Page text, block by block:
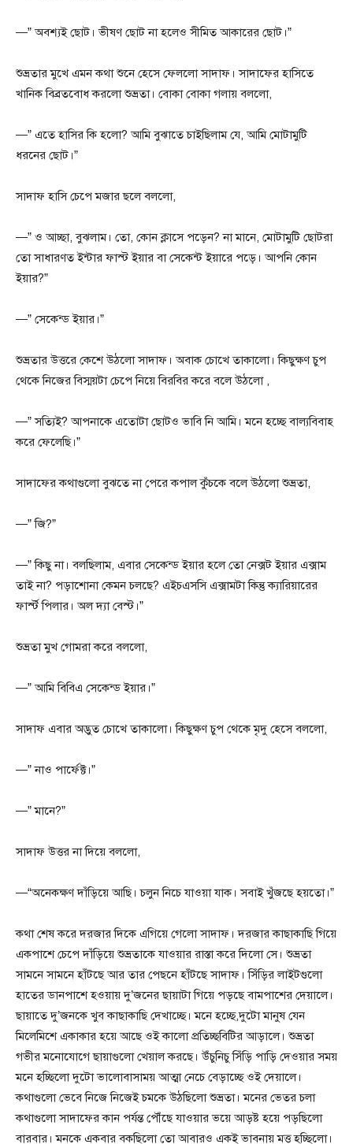
—” অবশ্যই ছোট। ভীষণ ছোট না হলেও সীমিত আকারের ছোট।”
শুভ্রতার মুখে এমন কথা শুনে হেসে ফেললো সাদাফ। সাদাফের হাসিতে
খানিক বিব্রতবোধ করলো শুভ্রতা। বোকা বোকা গলায় বললো,
—” এতে হাসির কি হলো? আমি বুঝাতে চাইছিলাম যে, আমি মোটামুটি
ধরনের ছোট।”
সাদাফ হাসি চেপে মজার ছলে বললো,
—” ও আচ্ছা, বুঝলাম। তো, কোন ক্লাসে পড়েন? না মানে, মোটামুটি ছোটরা
তো সাধারণত ইন্টার ফাস্ট ইয়ার বা সেকেন্ট ইয়ারে পড়ে। আপনি কোন
ইয়ার?”
—” সেকেন্ড ইয়ার।”
শুভ্রতার উত্তরে কেশে উঠলো সাদাফ। অবাক চোখে তাকালো। কিছুক্ষণ চুপ
থেকে নিজের বিস্ময়টা চেপে নিয়ে বিরবির করে বলে উঠলো ,
—” সত্যিই? আপনাকে এতোটা ছোটও ভাবি নি আমি। মনে হচ্ছে বাল্যবিবাহ
করে ফেলেছি।”
সাদাফের কথাগুলো বুঝতে না পেরে কপাল কুঁচকে বলে উঠলো শুভ্রতা,
—” জি?”
—” কিছু না। বলছিলাম, এবার সেকেন্ড ইয়ার হলে তো নেক্সট ইয়ার এক্সাম
তাই না? পড়াশোনা কেমন চলছে? এইচএসসি এক্সামটা কিন্তু ক্যারিয়ারের
ফার্স্ট পিলার। অল দ্যা বেস্ট।”
শুভ্রতা মুখ গোমরা করে বললো,
—” আমি বিবিএ সেকেন্ড ইয়ার।”
সাদাফ এবার অদ্ভুত চোখে তাকালো। কিছুক্ষণ চুপ থেকে মৃদু হেসে বললো,
—” নাও পার্ফেক্ট।”
—” মানে?”
সাদাফ উত্তর না দিয়ে বললো,
—“অনেকক্ষণ দাঁড়িয়ে আছি। চলুন নিচে যাওয়া যাক। সবাই খুঁজছে হয়তো।”
কথা শেষ করে দরজার দিকে এগিয়ে গেলো সাদাফ। দরজার কাছাকাছি গিয়ে
একপাশে চেপে দাঁড়িয়ে শুভ্রতাকে যাওয়ার রাস্তা করে দিলো সে। শুভ্রতা
সামনে সামনে হাঁটছে আর তার পেছনে হাঁটছে সাদাফ। সিঁড়ির লাইটগুলো
হাতের ডানপাশে হওয়ায় দু’জনের ছায়াটা গিয়ে পড়ছে বামপাশের দেয়ালে।
ছায়াতে দু’জনকে খুব কাছাকাছি দেখাচ্ছে। মনে হচ্ছে,দুটো মানুষ যেন
মিলেমিশে একাকার হয়ে আছে ওই কালো প্রতিচ্ছবিটির আড়ালে। শুভ্রতা
গভীর মনোযোগে ছায়াগুলো খেয়াল করছে। উঁচুনিচু সিঁড়ি পাড়ি দেওয়ার সময়
মনে হচ্ছিলো দুটো ভালোবাসাময় আত্মা নেচে বেড়াচ্ছে ওই দেয়ালে।
কথাগুলো ভেবে নিজে নিজেই চমকে উঠছিলো শুভ্রতা। মনের ভেতর চলা
কথাগুলো সাদাফের কান পর্যন্ত পৌঁছে যাওয়ার ভয়ে আড়ষ্ট হয়ে পড়ছিলো
বারবার। মনকে একবার বকছিলো তো আবারও একই ভাবনায় মত্ত হচ্ছিলো।